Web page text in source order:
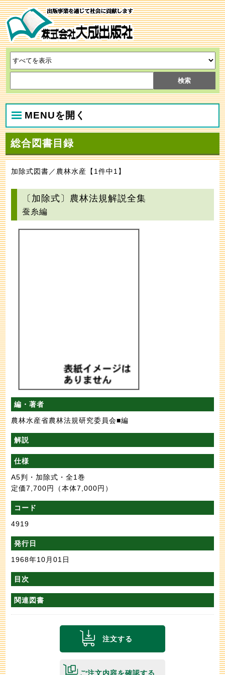
MENUを開く
総合図書目録
加除式図書／農林水産【1件中1】
〔加除式〕農林法規解説全集
蚕糸編
編・著者
農林水産省農林法規研究委員会■編
解説
仕様
A5判・加除式・全1巻
定価7,700円
（本体7,000円）
コード
4919
発行日
1968年10月01日
目次
関連図書
注文する
ご注文内容を確認する